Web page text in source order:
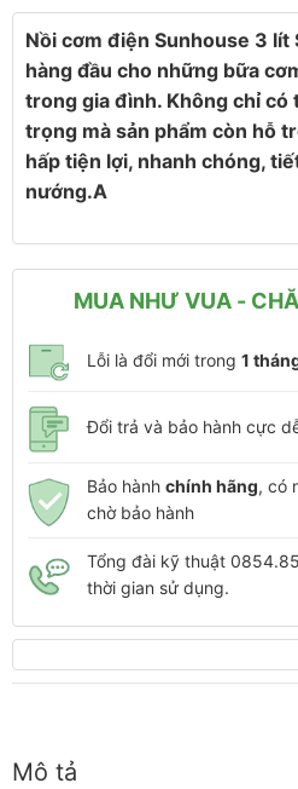
Nồi cơm điện Sunhouse 3 lít
hàng đầu cho những bữa
trong gia đình. Không chỉ có
trọng mà sản phẩm còn hỗ
hấp tiện lợi, nhanh chóng,
nướng.A
MUA NHƯ VUA -
Lỗi là đổi mới trong 1
Đổi trả và bảo hành cực
Bảo hành chính hãng, có
chờ bảo hành
Tổng đài kỹ thuật
thời gian sử dụng.
Mô tả